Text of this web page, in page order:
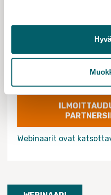
Webinaarit ovat